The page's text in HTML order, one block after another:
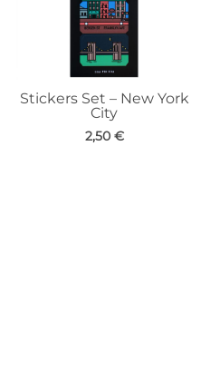
Stickers Set – New York
City
2,50 €